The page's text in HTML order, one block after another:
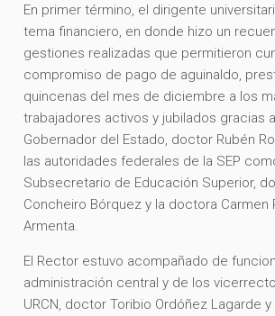
En primer término, el dirigente
tema financiero, en donde hizo un
gestiones realizadas que permitieron
compromiso de pago de aguinaldo,
quincenas del mes de diciembre a los
trabajadores activos y jubilados gracias
Gobernador del Estado, doctor Rubén
las autoridades federales de la SEP
Subsecretario de Educación Superior,
Concheiro Bórquez y la doctora Carmen
Armenta.
El Rector estuvo acompañado de
administración central y de los
URCN, doctor Toribio Ordóñez Lagarde